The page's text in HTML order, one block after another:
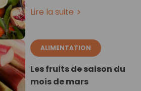
Lire la suite
ALIMENTATION
Les fruits de saison du
mois de mars